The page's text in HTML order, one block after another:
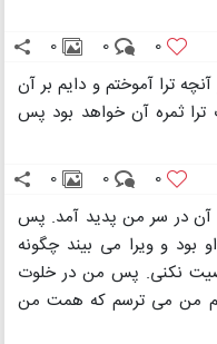
0
0
0
ترا آموختم و دایم بر آن
ترا ثمره آن خواهد بود پس
0
0
0
آن در سر من پدید آمد. پس
و ویرا می بیند چگونه
نکنی. پس من در خلوت
من می ترسم که همت من